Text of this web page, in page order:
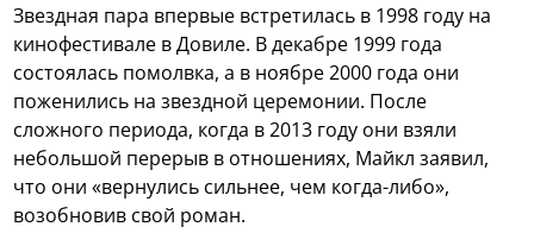
Звездная пара впервые встретилась в 1998 году на
кинофестивале в Довиле. В декабре 1999 года
состоялась помолвка, а в ноябре 2000 года они
поженились на звездной церемонии. После
сложного периода, когда в 2013 году они взяли
небольшой перерыв в отношениях, Майкл заявил,
что они «вернулись сильнее, чем когда-либо»,
возобновив свой роман.